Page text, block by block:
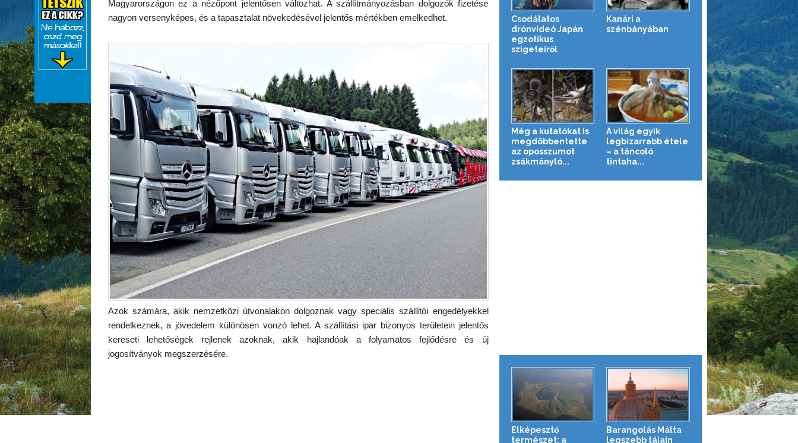
Magyarországon ez a nézőpont jelentősen változhat. A szállítmányozásban dolgozók fizetése
nagyon versenyképes, és a tapasztalat növekedésével jelentős mértékben emelkedhet.
Azok számára, akik nemzetközi útvonalakon dolgoznak vagy speciális szállítói engedélyekkel
rendelkeznek, a jövedelem különösen vonzó lehet. A szállítási ipar bizonyos területein jelentős
kereseti lehetőségek rejlenek azoknak, akik hajlandóak a folyamatos fejlődésre és új
jogosítványok megszerzésére.
Csodálatos
drónvideó Japán
egzotikus
szigeteiről
Kanári a
szénbányában
Még a kutatókat is
megdöbbentette
az oposszumot
zsákmányló...
A világ egyik
legbizarrabb étele
– a táncoló
tintaha...
Elképesztő
természet: a
Barangolás Málta
legszebb tájain